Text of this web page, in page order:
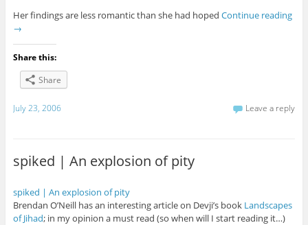
Her findings are less romantic than she had hoped Continue reading
→
Share this:
Share
July 23, 2006 Leave a reply
spiked | An explosion of pity
spiked | An explosion of pity
Brendan O’Neill has an interesting article on Devji’s book Landscapes
of Jihad; in my opinion a must read (so when will I start reading it…)